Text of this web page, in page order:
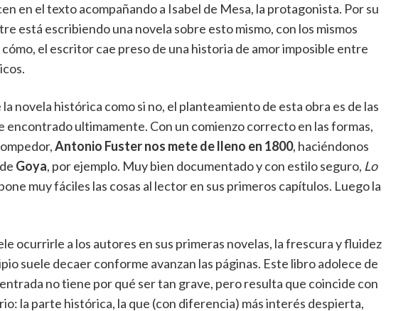
en el texto acompañando a Isabel de Mesa, la protagonista. Por su
está escribiendo una novela sobre esto mismo, con los mismos
el escritor cae preso de una historia de amor imposible entre
la novela histórica como si no, el planteamiento de esta obra es de las
encontrado ultimamente. Con un comienzo correcto en las formas,
Antonio Fuster nos mete de lleno en 1800, haciéndonos
Goya, por ejemplo. Muy bien documentado y con estilo seguro, Lo
muy fáciles las cosas al lector en sus primeros capítulos. Luego la
ocurrirle a los autores en sus primeras novelas, la frescura y fluidez
suele decaer conforme avanzan las páginas. Este libro adolece de
no tiene por qué ser tan grave, pero resulta que coincide con
la parte histórica, la que (con diferencia) más interés despierta,